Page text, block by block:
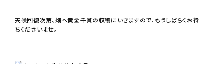
天候回復次第、畑へ黄金千貫の収穫にいきますので、もうしばらくお待
ちくださいませ。